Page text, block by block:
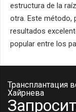
estructura de la
otra. Este método,
resultados
popular entre los
Трансплантация
Хайрнева